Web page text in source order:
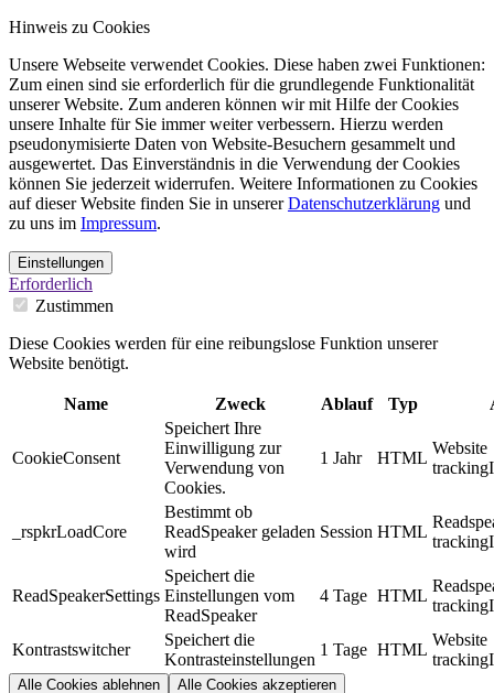
Hinweis zu Cookies
Unsere Webseite verwendet Cookies. Diese haben zwei Funktionen:
Zum einen sind sie erforderlich für die grundlegende Funktionalität
unserer Website. Zum anderen können wir mit Hilfe der Cookies
unsere Inhalte für Sie immer weiter verbessern. Hierzu werden
pseudonymisierte Daten von Website-Besuchern gesammelt und
ausgewertet. Das Einverständnis in die Verwendung der Cookies
können Sie jederzeit widerrufen. Weitere Informationen zu Cookies
auf dieser Website finden Sie in unsererDatenschutzerklärung und
zu uns im Impressum.
Einstellungen
Erforderlich
Zustimmen
Diese Cookies werden für eine reibungslose Funktion unserer
Website benötigt.
Name Zweck Ablauf Typ
CookieConsent
Speichert Ihre
Einwilligung zur
Verwendung von
Cookies.
1 Jahr HTML
Website
_rspkrLoadCore
Bestimmt ob
ReadSpeaker geladen
wird
Session HTML
ReadSpeakerSettings
Speichert die
Einstellungen vom
ReadSpeaker
4 Tage HTML
Kontrastswitcher
Speichert die
Kontrasteinstellungen
1 Tage HTML
Website
Alle Cookies ablehnen Alle Cookies akzeptieren